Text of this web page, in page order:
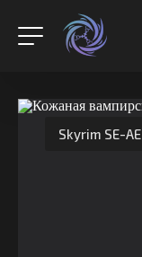
Skyrim SE-AE